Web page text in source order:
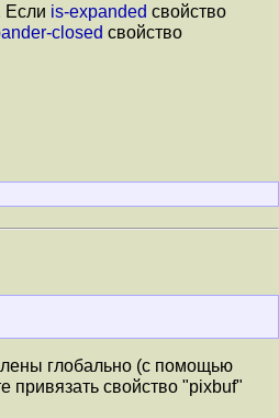
Если is-expanded свойство
closed свойство
глобально (с помощью
свойство "pixbuf"